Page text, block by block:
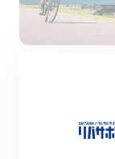
お知らせ